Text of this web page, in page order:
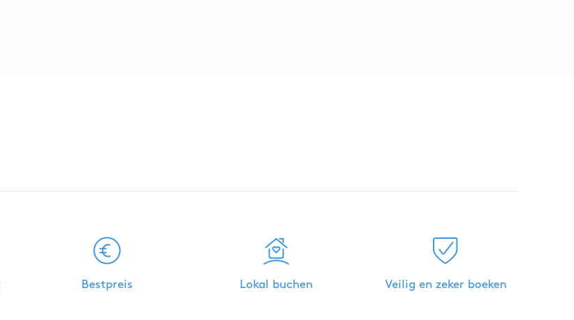
Bestpreis Lokal buchen Veilig en zeker boeken